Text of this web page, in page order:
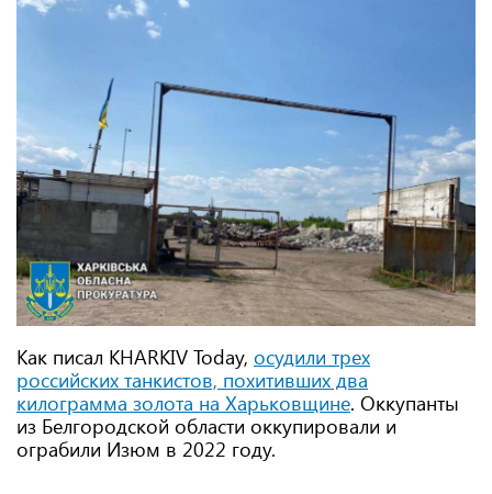
Как писал KHARKIV Today, осудили трех
российских танкистов, похитивших два
килограмма золота на Харьковщине. Оккупанты
из Белгородской области оккупировали и
ограбили Изюм в 2022 году.